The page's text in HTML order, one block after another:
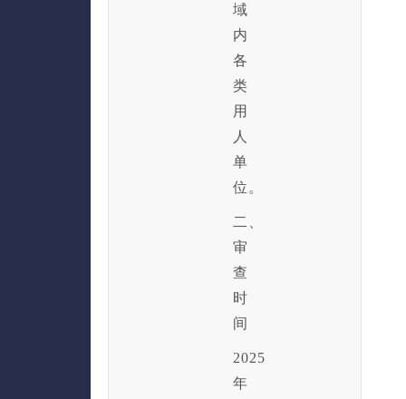
域
内
各
类
用
人
单
位。
二、
审
查
时
间
2025
年